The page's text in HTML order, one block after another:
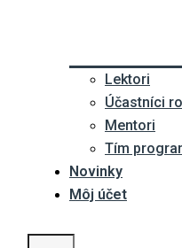
Lektori
Účastníci
Mentori
Tím
Novinky
Môj účet